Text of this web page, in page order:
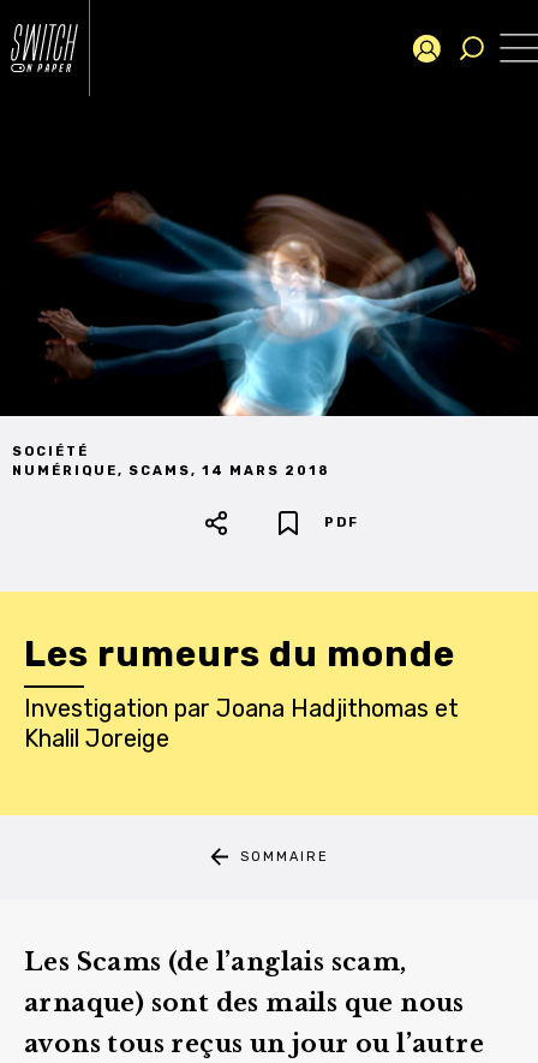
SOCIÉTÉ
NUMÉRIQUE, SCAMS, 14 MARS 2018
PDF
Les rumeurs du monde
Investigation par Joana Hadjithomas et
Khalil Joreige
SOMMAIRE
Les Scams (de l’anglais scam,
arnaque) sont des mails que nous
avons tous reçus un jour ou l’autre